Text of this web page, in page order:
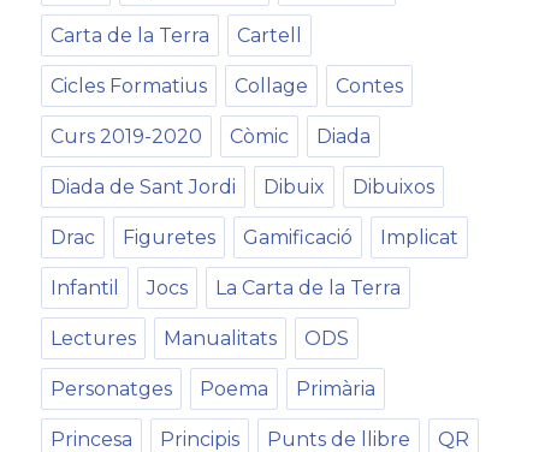
Carta de la Terra Cartell
Cicles Formatius Collage Contes
Curs 2019-2020 Còmic Diada
Diada de Sant Jordi Dibuix Dibuixos
Drac Figuretes Gamificació Implicat
Infantil Jocs La Carta de la Terra
Lectures Manualitats ODS
Personatges Poema Primària
Princesa Principis Punts de llibre QR